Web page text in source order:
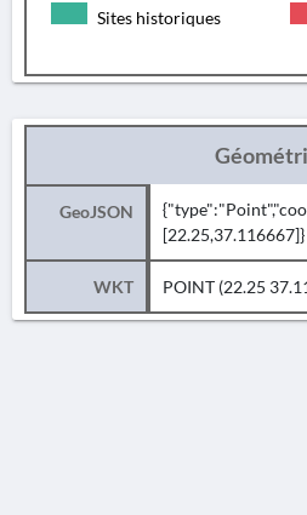
Sites historiques
GeoJSON
[22.25,37.116667]}
WKT POINT (22.25